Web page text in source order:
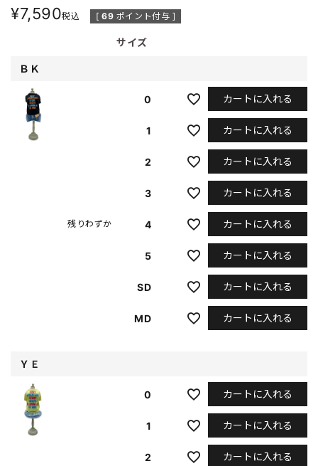
¥7,590税込 [ 69 ポイント付与 ]
サイズ
ＢＫ
0 カートに入れる
1 カートに入れる
2 カートに入れる
3 カートに入れる
4
残りわずか カートに入れる
5 カートに入れる
SD カートに入れる
MD カートに入れる
ＹＥ
0 カートに入れる
1 カートに入れる
2 カートに入れる